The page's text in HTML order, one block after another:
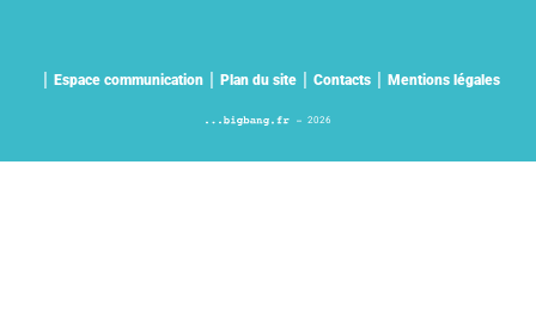
Espace communication Plan du site Contacts Mentions légales
2026